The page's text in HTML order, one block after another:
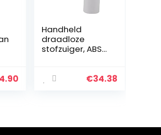
Handheld
draadloze
stofzuiger, ABS
autostofzuiger
€34.38